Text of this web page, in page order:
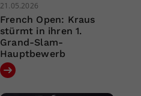
21.05.2026
French Open: Kraus
stürmt in ihren 1.
Grand-Slam-
Hauptbewerb